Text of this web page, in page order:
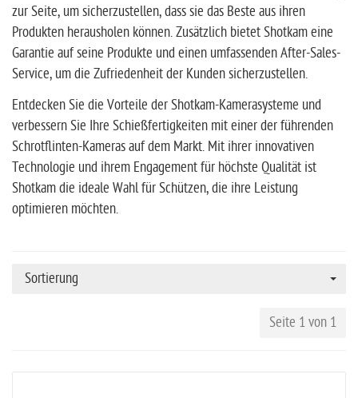
zur Seite, um sicherzustellen, dass sie das Beste aus ihren
Produkten herausholen können. Zusätzlich bietet Shotkam eine
Garantie auf seine Produkte und einen umfassenden After-Sales-
Service, um die Zufriedenheit der Kunden sicherzustellen.
Entdecken Sie die Vorteile der Shotkam-Kamerasysteme und
verbessern Sie Ihre Schießfertigkeiten mit einer der führenden
Schrotflinten-Kameras auf dem Markt. Mit ihrer innovativen
Technologie und ihrem Engagement für höchste Qualität ist
Shotkam die ideale Wahl für Schützen, die ihre Leistung
optimieren möchten.
Sortierung
Seite 1 von 1